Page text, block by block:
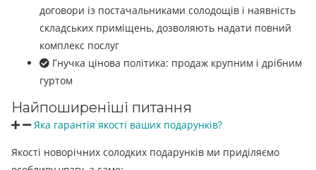
договори із постачальниками солодощів і наявність
складських приміщень, дозволяють надати повний
комплекс послуг
Гнучка цінова політика: продаж крупним і дрібним
гуртом
Найпоширеніші питання
Яка гарантія якості ваших подарунків?
Якості новорічних солодких подарунків ми приділяємо